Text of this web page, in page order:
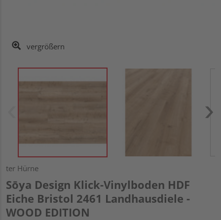
vergrößern
ter Hürne
Sōya Design Klick-Vinylboden HDF
Eiche Bristol 2461 Landhausdiele -
WOOD EDITION